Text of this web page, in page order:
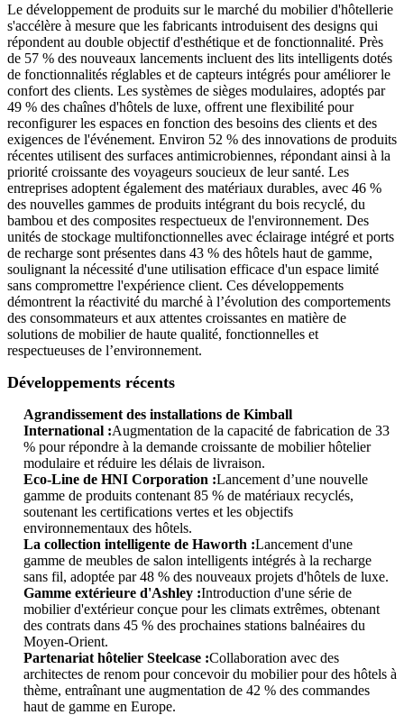
Le développement de produits sur le marché du mobilier d'hôtellerie
s'accélère à mesure que les fabricants introduisent des designs qui
répondent au double objectif d'esthétique et de fonctionnalité. Près
de 57 % des nouveaux lancements incluent des lits intelligents dotés
de fonctionnalités réglables et de capteurs intégrés pour améliorer le
confort des clients. Les systèmes de sièges modulaires, adoptés par
49 % des chaînes d'hôtels de luxe, offrent une flexibilité pour
reconfigurer les espaces en fonction des besoins des clients et des
exigences de l'événement. Environ 52 % des innovations de produits
récentes utilisent des surfaces antimicrobiennes, répondant ainsi à la
priorité croissante des voyageurs soucieux de leur santé. Les
entreprises adoptent également des matériaux durables, avec 46 %
des nouvelles gammes de produits intégrant du bois recyclé, du
bambou et des composites respectueux de l'environnement. Des
unités de stockage multifonctionnelles avec éclairage intégré et ports
de recharge sont présentes dans 43 % des hôtels haut de gamme,
soulignant la nécessité d'une utilisation efficace d'un espace limité
sans compromettre l'expérience client. Ces développements
démontrent la réactivité du marché à l’évolution des comportements
des consommateurs et aux attentes croissantes en matière de
solutions de mobilier de haute qualité, fonctionnelles et
respectueuses de l’environnement.
Développements récents
Agrandissement des installations de Kimball
International :Augmentation de la capacité de fabrication de 33
% pour répondre à la demande croissante de mobilier hôtelier
modulaire et réduire les délais de livraison.
Eco-Line de HNI Corporation :Lancement d’une nouvelle
gamme de produits contenant 85 % de matériaux recyclés,
soutenant les certifications vertes et les objectifs
environnementaux des hôtels.
La collection intelligente de Haworth :Lancement d'une
gamme de meubles de salon intelligents intégrés à la recharge
sans fil, adoptée par 48 % des nouveaux projets d'hôtels de luxe.
Gamme extérieure d'Ashley :Introduction d'une série de
mobilier d'extérieur conçue pour les climats extrêmes, obtenant
des contrats dans 45 % des prochaines stations balnéaires du
Moyen-Orient.
Partenariat hôtelier Steelcase :Collaboration avec des
architectes de renom pour concevoir du mobilier pour des hôtels à
thème, entraînant une augmentation de 42 % des commandes
haut de gamme en Europe.